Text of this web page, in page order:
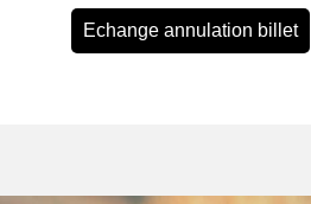
Echange annulation billet